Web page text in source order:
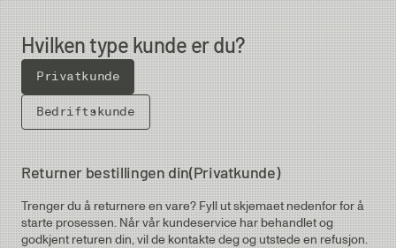
Hvilken type kunde er du?
Privatkunde
Bedriftskunde
Returner bestillingen din(Privatkunde)
Trenger du å returnere en vare? Fyll ut skjemaet nedenfor for å
starte prosessen. Når vår kundeservice har behandlet og
godkjent returen din, vil de kontakte deg og utstede en refusjon.